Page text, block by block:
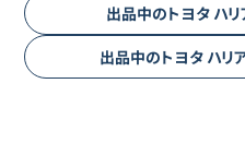
出品中のトヨタ ハ
出品中のトヨタ ハリ